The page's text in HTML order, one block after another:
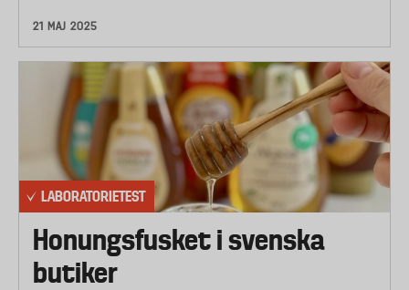
21 MAJ 2025
LABORATORIETEST
Honungsfusket i svenska
butiker